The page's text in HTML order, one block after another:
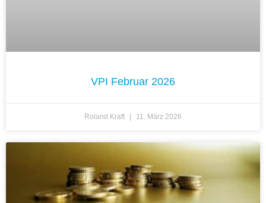
VPI Februar 2026
Roland Kraft 11. März 2026